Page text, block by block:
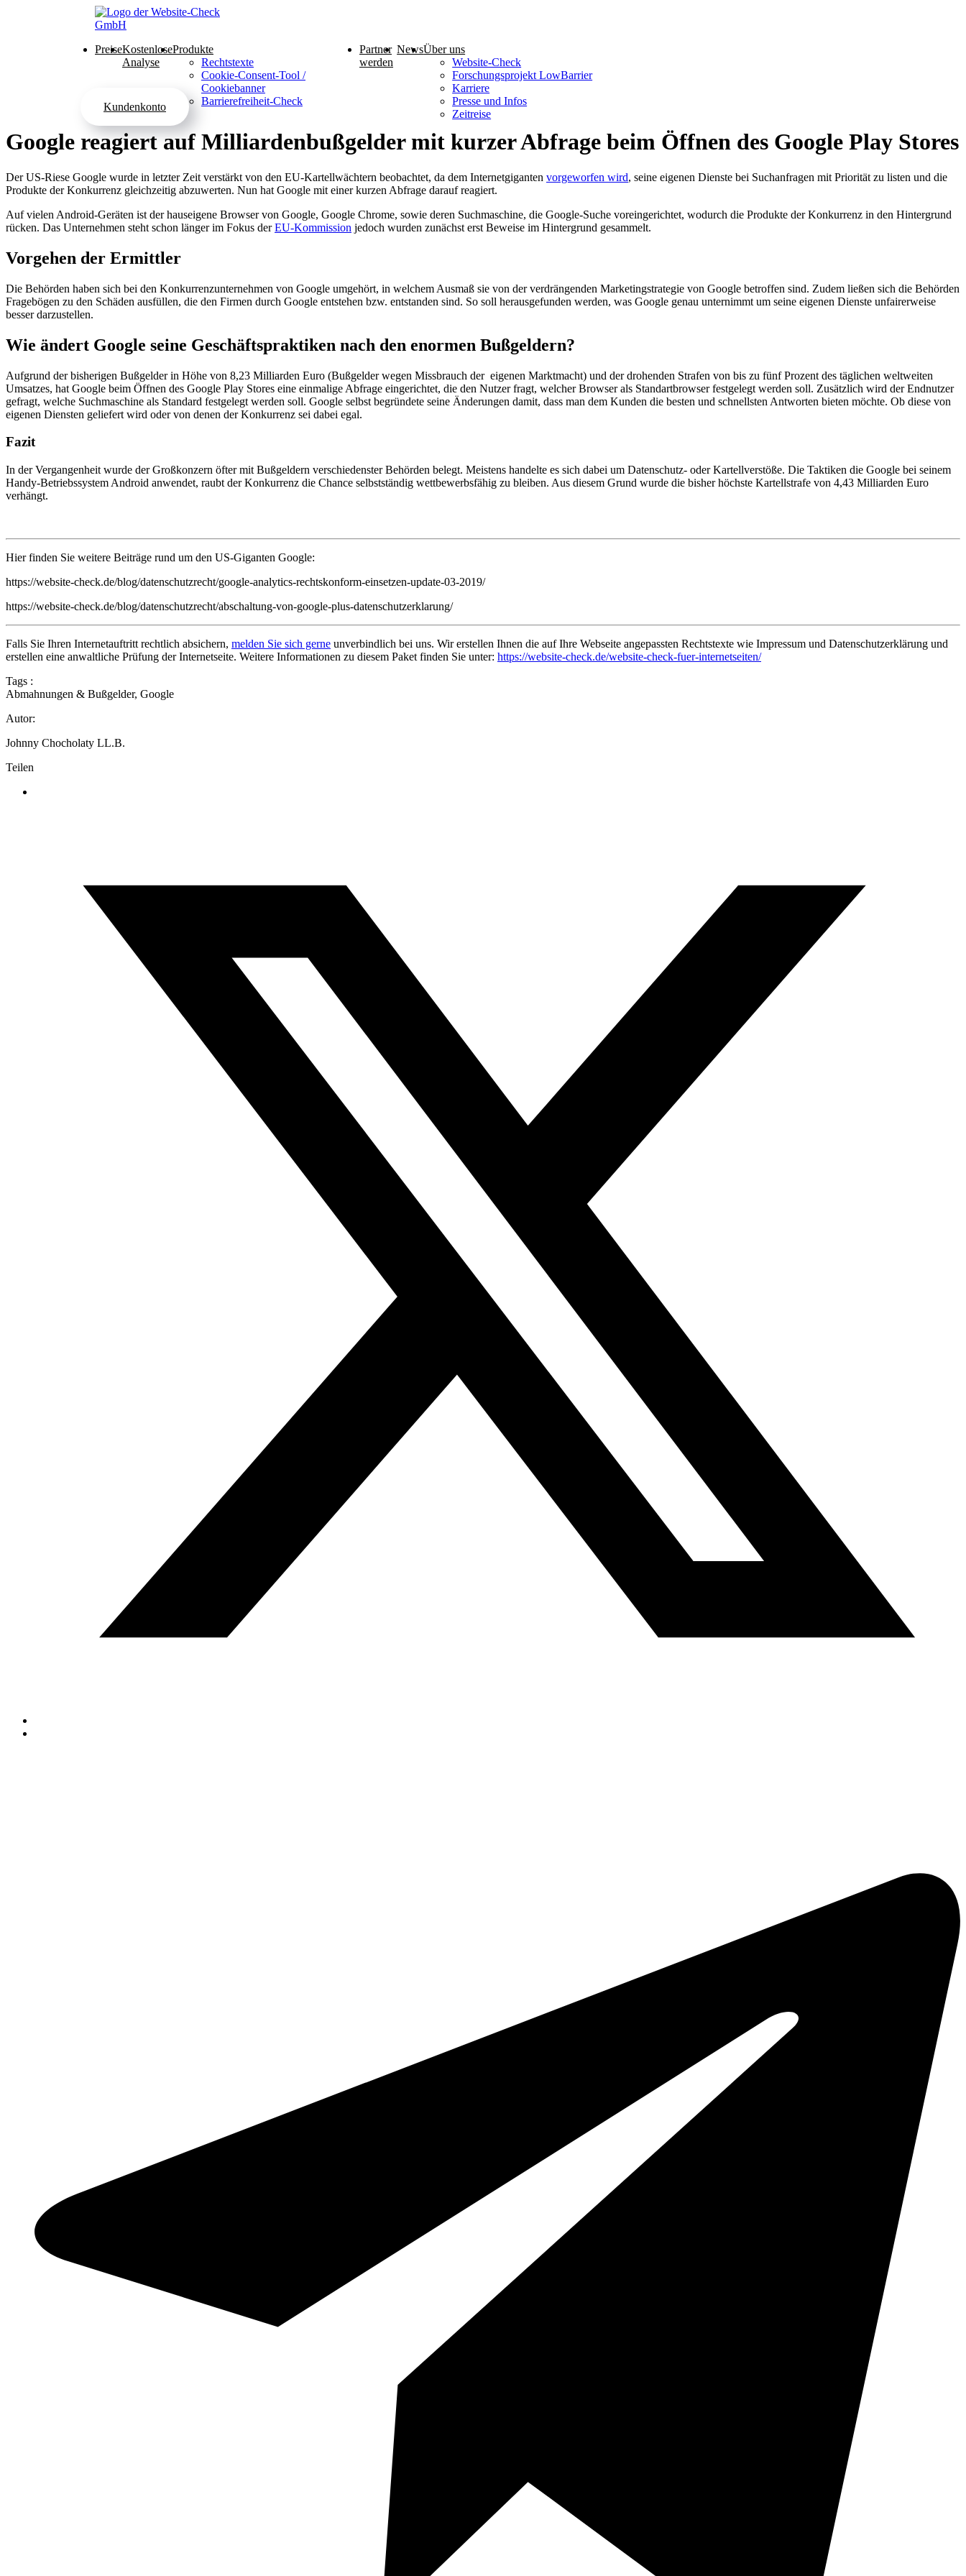
PreiseKostenlose
Analyse
Produkte
Rechtstexte
Cookie-Consent-Tool /
Cookiebanner
Barrierefreiheit-Check
Partner
werden
NewsÜber uns
Website-Check
Forschungsprojekt LowBarrier
Karriere
Presse und Infos
Zeitreise
Kundenkonto
Google reagiert auf Milliardenbußgelder mit kurzer Abfrage beim Öffnen des Google Play Stores
Der US-Riese Google wurde in letzter Zeit verstärkt von den EU-Kartellwächtern beobachtet, da dem Internetgiganten vorgeworfen wird, seine eigenen Dienste bei Suchanfragen mit Priorität zu listen und die
Produkte der Konkurrenz gleichzeitig abzuwerten. Nun hat Google mit einer kurzen Abfrage darauf reagiert.
Auf vielen Android-Geräten ist der hauseigene Browser von Google, Google Chrome, sowie deren Suchmaschine, die Google-Suche voreingerichtet, wodurch die Produkte der Konkurrenz in den Hintergrund
rücken. Das Unternehmen steht schon länger im Fokus derEU-Kommission jedoch wurden zunächst erst Beweise im Hintergrund gesammelt.
Vorgehen der Ermittler
Die Behörden haben sich bei den Konkurrenzunternehmen von Google umgehört, in welchem Ausmaß sie von der verdrängenden Marketingstrategie von Google betroffen sind. Zudem ließen sich die Behörden
Fragebögen zu den Schäden ausfüllen, die den Firmen durch Google entstehen bzw. entstanden sind. So soll herausgefunden werden, was Google genau unternimmt um seine eigenen Dienste unfairerweise
besser darzustellen.
Wie ändert Google seine Geschäftspraktiken nach den enormen Bußgeldern?
Aufgrund der bisherigen Bußgelder in Höhe von 8,23 Milliarden Euro (Bußgelder wegen Missbrauch der eigenen Marktmacht) und der drohenden Strafen von bis zu fünf Prozent des täglichen weltweiten
Umsatzes, hat Google beim Öffnen des Google Play Stores eine einmalige Abfrage eingerichtet, die den Nutzer fragt, welcher Browser als Standartbrowser festgelegt werden soll. Zusätzlich wird der Endnutzer
gefragt, welche Suchmaschine als Standard festgelegt werden soll. Google selbst begründete seine Änderungen damit, dass man dem Kunden die besten und schnellsten Antworten bieten möchte. Ob diese von
eigenen Diensten geliefert wird oder von denen der Konkurrenz sei dabei egal.
Fazit
In der Vergangenheit wurde der Großkonzern öfter mit Bußgeldern verschiedenster Behörden belegt. Meistens handelte es sich dabei um Datenschutz- oder Kartellverstöße. Die Taktiken die Google bei seinem
Handy-Betriebssystem Android anwendet, raubt der Konkurrenz die Chance selbstständig wettbewerbsfähig zu bleiben. Aus diesem Grund wurde die bisher höchste Kartellstrafe von 4,43 Milliarden Euro
verhängt.
Hier finden Sie weitere Beiträge rund um den US-Giganten Google:
https://website-check.de/blog/datenschutzrecht/google-analytics-rechtskonform-einsetzen-update-03-2019/
https://website-check.de/blog/datenschutzrecht/abschaltung-von-google-plus-datenschutzerklarung/
Falls Sie Ihren Internetauftritt rechtlich absichern, melden Sie sich gerne unverbindlich bei uns. Wir erstellen Ihnen die auf Ihre Webseite angepassten Rechtstexte wie Impressum und Datenschutzerklärung und
erstellen eine anwaltliche Prüfung der Internetseite. Weitere Informationen zu diesem Paket finden Sie unter: https://website-check.de/website-check-fuer-internetseiten/
Tags :
Abmahnungen & Bußgelder, Google
Autor:
Johnny Chocholaty LL.B.
Teilen